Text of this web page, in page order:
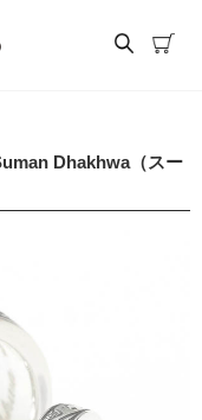
Dhakhwa（スー